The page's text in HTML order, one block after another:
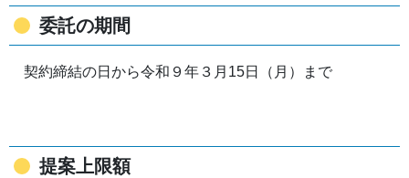
委託の期間
契約締結の日から令和９年３月15日（月）まで
提案上限額